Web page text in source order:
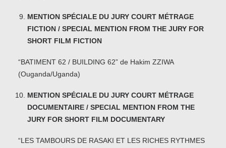
MENTION SPÉCIALE DU JURY COURT MÉTRAGE
FICTION / SPECIAL MENTION FROM THE JURY FOR
SHORT FILM FICTION
“BATIMENT 62 / BUILDING 62” de Hakim ZZIWA
(Ouganda/Uganda)
MENTION SPÉCIALE DU JURY COURT MÉTRAGE
DOCUMENTAIRE / SPECIAL MENTION FROM THE
JURY FOR SHORT FILM DOCUMENTARY
“LES TAMBOURS DE RASAKI ET LES RICHES RYTHMES